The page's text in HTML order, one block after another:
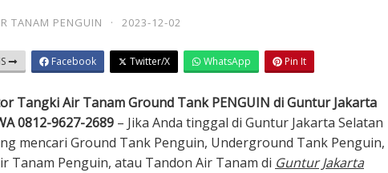
TANAM PENGUIN · 2023-12-02
Facebook Twitter/X WhatsApp Pin It
Tangki Air Tanam Ground Tank PENGUIN di Guntur Jakarta
0812-9627-2689 – Jika Anda tinggal di Guntur Jakarta Selatan
mencari Ground Tank Penguin, Underground Tank Penguin,
Tanam Penguin, atau Tandon Air Tanam di Guntur Jakarta